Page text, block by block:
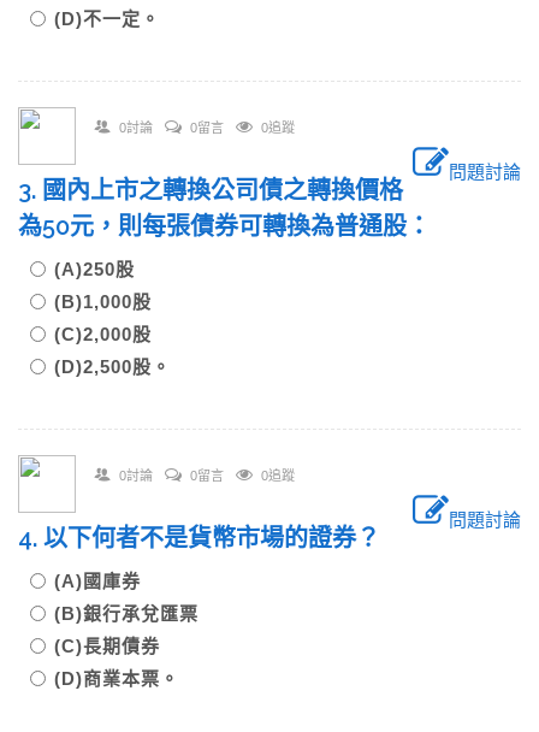
(D)不一定。
0討論 0留言 0追蹤
問題討論
3. 國內上市之轉換公司債之轉換價格
為50元，則每張債券可轉換為普通股：
(A)250股
(B)1,000股
(C)2,000股
(D)2,500股。
0討論 0留言 0追蹤
問題討論
4. 以下何者不是貨幣市場的證券？
(A)國庫券
(B)銀行承兌匯票
(C)長期債券
(D)商業本票。